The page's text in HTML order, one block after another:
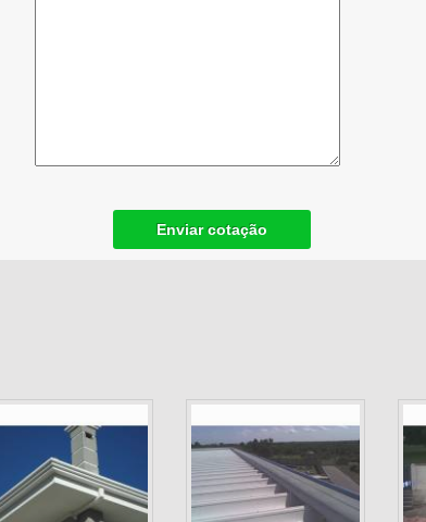
Enviar cotação